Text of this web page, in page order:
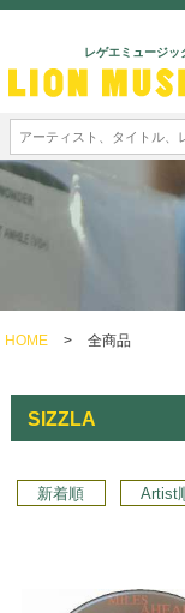
レゲエミュージッ
HOME > 全商品
SIZZLA
新着順 Artist